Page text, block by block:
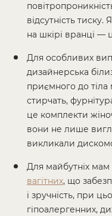
відсутність
на шкірі вранці —
Для особливих
дизайнерська
приємного до
стирчать,
це комплекти
вони не лише
викликали
Для майбутніх мам
вагітних, що
і зручність, при
гіпоалергенних,